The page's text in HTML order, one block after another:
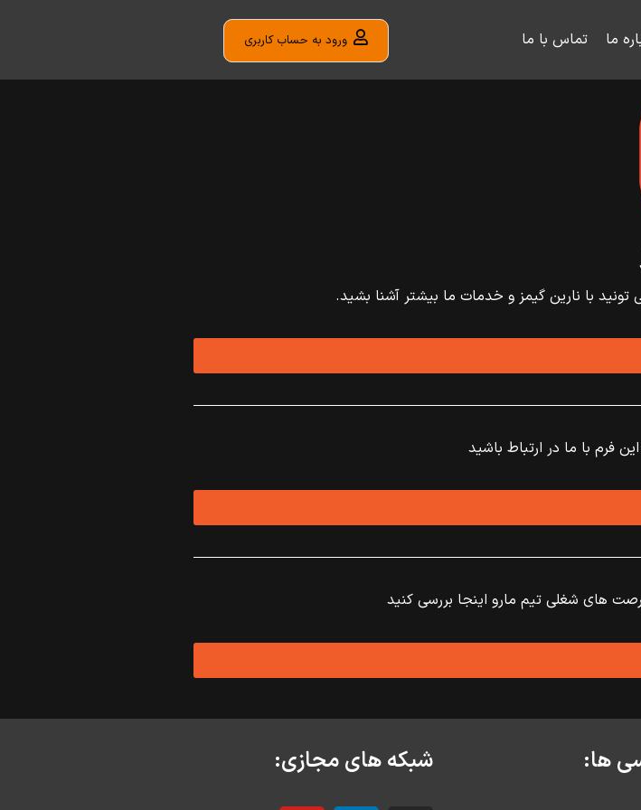
ما تماس با ما ورود به حساب کاربری
با نارین گیمز و خدمات ما بیشتر آشنا بشید.
فرم با ما در ارتباط باشید
های شغلی تیم مارو اینجا بررسی کنید
ها: شبکه های مجازی: